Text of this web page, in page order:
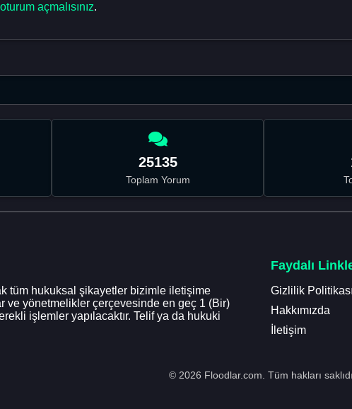
oturum açmalısınız.
25135
Toplam Yorum
tüm hukuksal şikayetler bizimle iletişime
ve yönetmelikler çerçevesinde en geç 1 (Bir)
işlemler yapılacaktır. Telif ya da hukuki
Faydalı
Gizlilik Politikası
Hakkımızda
İletişim
© 2026 Floodlar.com. Tüm hakları